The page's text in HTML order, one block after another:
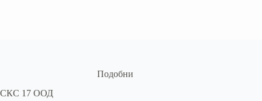
Подобни
СКС 17 ООД